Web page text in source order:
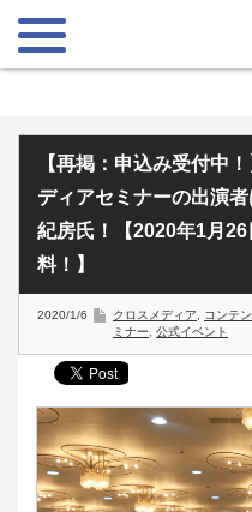
【再掲：申込み受付中
ディアセミナーの出演
紀房氏！【2020年1月
料！】
2020/1/6 クロスメディア
コンテ
ミナー
公式イベント